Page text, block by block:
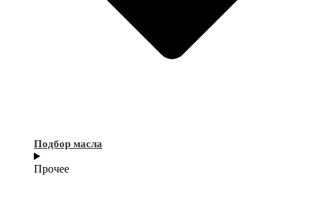
Подбор масла
Прочее